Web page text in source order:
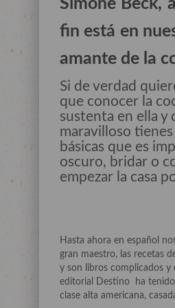
Simone Beck,
fin está en
amante de la
Si de verdad
que conocer la
sustenta en ella y
maravilloso tienes
básicas que es
oscuro, bridar o
empezar la casa
Hasta ahora en español
gran maestro, las recetas
y son libros complicados y
editorial Destino ha tenido
clase alta americana,